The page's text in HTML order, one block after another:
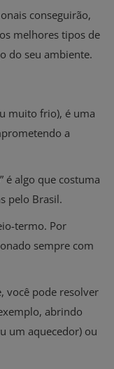
conseguirão,
melhores tipos de
do seu ambiente.
muito frio), é uma
a
é algo que costuma
pelo Brasil.
termo. Por
sempre com
você pode resolver
abrindo
um aquecedor) ou